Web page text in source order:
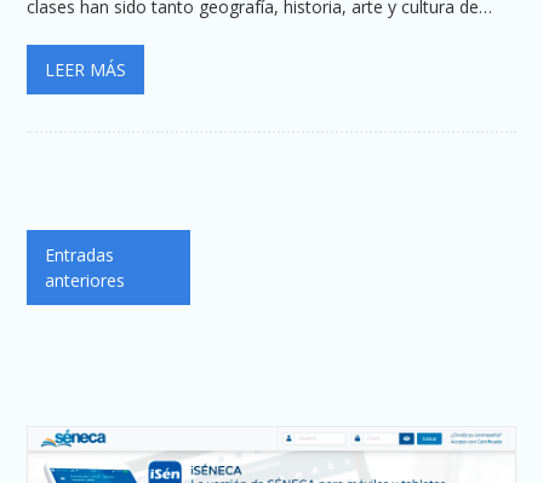
clases han sido tanto geografía, historia, arte y cultura de…
LEER MÁS
Navegación
de
Entradas
anteriores